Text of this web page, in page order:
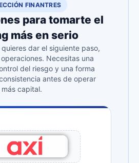
FINANTRES
para tomarte el
más en serio
dar el siguiente paso,
Necesitas una
del riesgo y una forma
antes de operar
capital.